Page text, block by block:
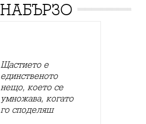
НАБЪРЗО
Щастието е
единственото
нещо, което се
умножава, когато
го споделяш